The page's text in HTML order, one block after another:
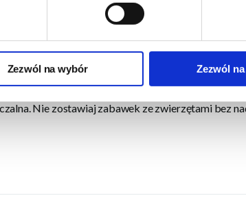
Zezwól na wybór Zezwól
ciepłą wodą i mydłem.
Nie zostawiaj zabawek ze zwierzętami bez